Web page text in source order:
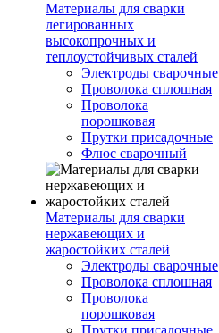
Материалы для сварки
легированных
высокопрочных и
теплоустойчивых сталей
Электроды сварочные
Проволока сплошная
Проволока
порошковая
Прутки присадочные
Флюс сварочный
Материалы для сварки
нержавеющих и
жаростойких сталей
Электроды сварочные
Проволока сплошная
Проволока
порошковая
Прутки присадочные